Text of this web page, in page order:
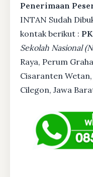
Penerimaan
INTAN Sudah
kontak berikut :
Sekolah Nasional
Raya, Perum
Cisaranten
Cilegon, Jawa